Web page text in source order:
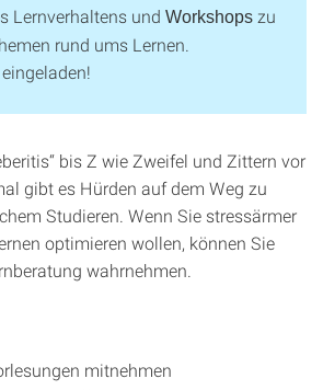
Lernverhaltens und Workshops zu
rund ums Lernen.
bis Z wie Zweifel und Zittern vor
gibt es Hürden auf dem Weg zu
Studieren. Wenn Sie stressärmer
optimieren wollen, können Sie
wahrnehmen.
mitnehmen